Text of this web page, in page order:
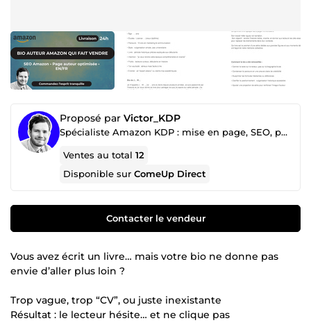
Proposé par Victor_KDP
Spécialiste Amazon KDP : mise en page, SEO, publication
Ventes au total12
Disponible surComeUp Direct
Contacter le vendeur
Vous avez écrit un livre… mais votre bio ne donne pas
envie d’aller plus loin ?
Trop vague, trop “CV”, ou juste inexistante
Résultat : le lecteur hésite… et ne clique pas